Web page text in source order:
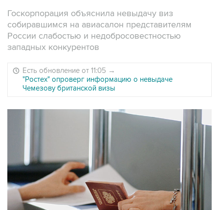
Госкорпорация объяснила невыдачу виз
собиравшимся на авиасалон представителям
России слабостью и недобросовестностью
западных конкурентов
Есть обновление от 11:05 →
"Ростех" опроверг информацию о невыдаче
Чемезову британской визы